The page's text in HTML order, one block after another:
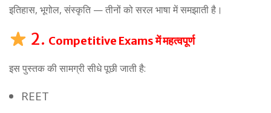
इतिहास, भूगोल, संस्कृति — तीनों को सरल भाषा में समझाती है।
2. Competitive Exams में महत्वपूर्ण
इस पुस्तक की सामग्री सीधे पूछी जाती है:
REET